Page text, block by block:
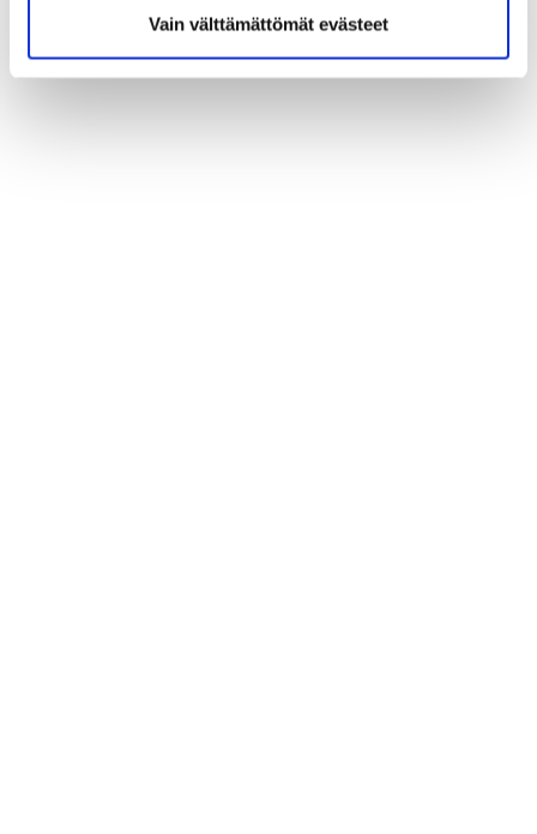
Vain välttämättömät evästeet